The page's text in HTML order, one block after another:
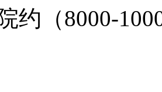
约（8000-